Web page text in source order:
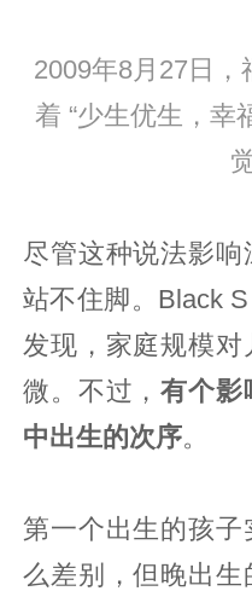
2009年8月27日
着 “少生优生，幸
尽管这种说法影
站不住脚。Black
发现，家庭规模
微。不过，有个影
中出生的次序。
第一个出生的孩
么差别，但晚出